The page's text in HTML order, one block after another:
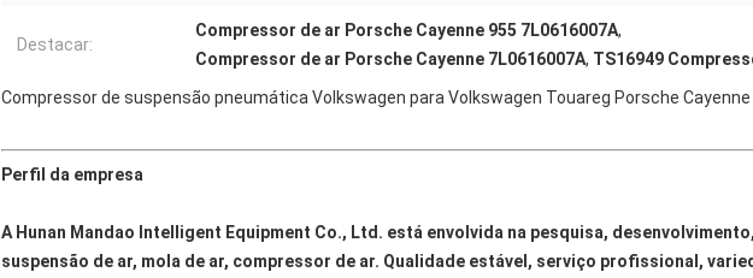
Destacar:
Compressor de ar Porsche Cayenne 955 7L0616007A,
Compressor de ar Porsche Cayenne 7L0616007A, TS16949
Compressor de suspensão pneumática Volkswagen para Volkswagen Touareg Porsche
Perfil da empresa
A Hunan Mandao Intelligent Equipment Co., Ltd. está envolvida na pesquisa,
suspensão de ar, mola de ar, compressor de ar. Qualidade estável, serviço profissional,